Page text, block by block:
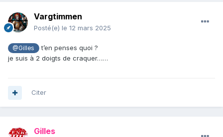
Vargtimmen
Posté(e) le 12 mars 2025
@Gilles
t’en penses quoi ?
je suis à 2 doigts de craquer……
Citer
Gilles